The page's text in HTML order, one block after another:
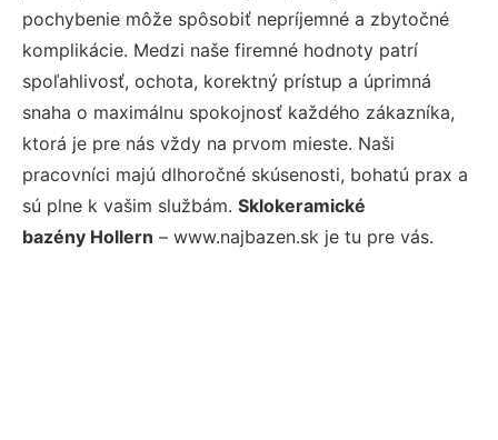
pochybenie môže spôsobiť nepríjemné a zbytočné
komplikácie. Medzi naše firemné hodnoty patrí
spoľahlivosť, ochota, korektný prístup a úprimná
snaha o maximálnu spokojnosť každého zákazníka,
ktorá je pre nás vždy na prvom mieste. Naši
pracovníci majú dlhoročné skúsenosti, bohatú prax a
sú plne k vašim službám. Sklokeramické
bazény Hollern – www.najbazen.sk je tu pre vás.